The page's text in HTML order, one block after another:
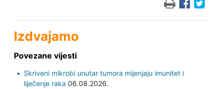
Izdvajamo
Povezane vijesti
Skriveni mikrobi unutar tumora mijenjaju imunitet i
liječenje raka 06.08.2026.